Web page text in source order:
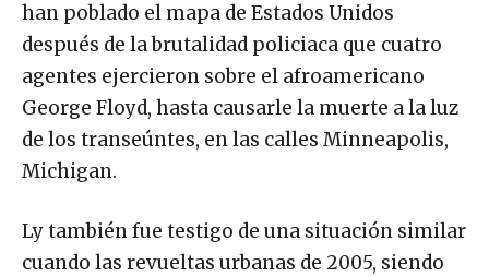
han poblado el mapa de Estados Unidos
después de la brutalidad policiaca que cuatro
agentes ejercieron sobre el afroamericano
George Floyd, hasta causarle la muerte a la luz
de los transeúntes, en las calles Minneapolis,
Michigan.
Ly también fue testigo de una situación similar
cuando las revueltas urbanas de 2005, siendo